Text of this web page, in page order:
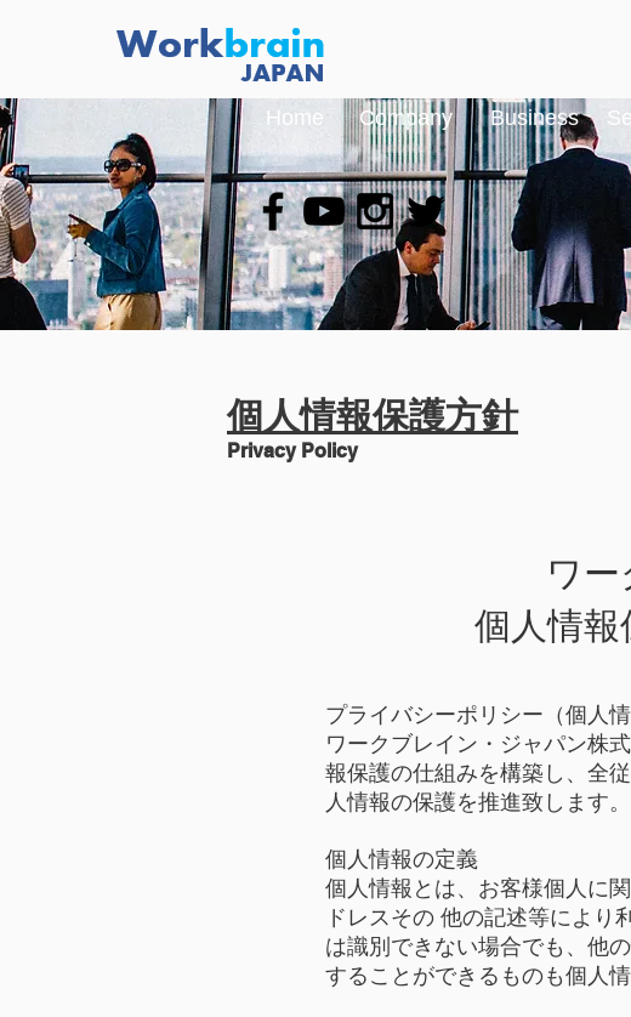
個人情報保護方針
Privacy Policy​
ワ
個人情報
プライバシーポリシー（個人情
ワークブレイン・ジャパン株
報保護の仕組みを構築し、全
人情報の保護を推進致します。
個人情報の定義
個人情報とは、お客様個人に
ドレスその 他の記述等によ
は識別できない場合でも、他
することができるものも個人情
​Home ​Company ​Business